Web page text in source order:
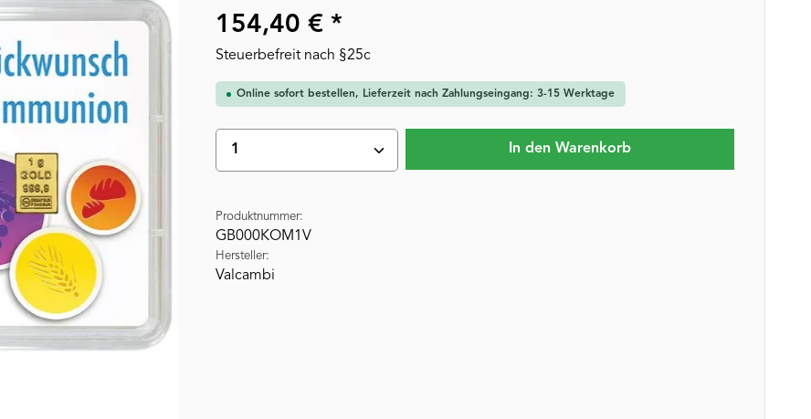
154,40 € *
Steuerbefreit nach §25c
Online sofort bestellen, Lieferzeit nach Zahlungseingang: 3-15 Werktage
Produkt Anzahl: Gib den gewünschten Wert ein oder
In den Warenkorb
Produktnummer:
GB000KOM1V
Hersteller:
Valcambi